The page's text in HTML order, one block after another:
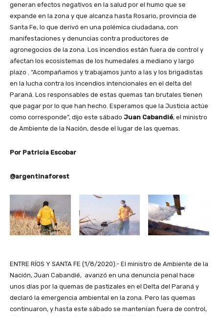
generan efectos negativos en la salud por el humo que se
expande en la zona y que alcanza hasta Rosario, provincia de
Santa Fe, lo que derivó en una polémica ciudadana, con
manifestaciones y denuncias contra productores de
agronegocios de la zona. Los incendios están fuera de control y
afectan los ecosistemas de los humedales a mediano y largo
plazo . “Acompañamos y trabajamos junto a las y los brigadistas
en la lucha contra los incendios intencionales en el delta del
Paraná. Los responsables de estas quemas tan brutales tienen
que pagar por lo que han hecho. Esperamos que la Justicia actúe
como corresponde”, dijo este sábado Juan Cabandié, el ministro
de Ambiente de la Nación, desde el lugar de las quemas.
Por Patricia Escobar
@argentinaforest
ENTRE RÍOS Y SANTA FE (1/8/2020).- El ministro de Ambiente de la
Nación, Juan Cabandié, avanzó en una denuncia penal hace
unos días por la quemas de pastizales en el Delta del Paraná y
declaró la emergencia ambiental en la zona. Pero las quemas
continuaron, y hasta este sábado se mantenían fuera de control,